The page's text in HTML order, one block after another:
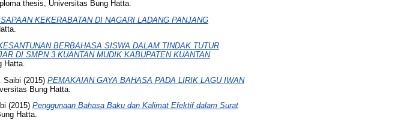
thesis, Universitas Bung Hatta.
KEKERABATAN DI NAGARI LADANG PANJANG
BERBAHASA SISWA DALAM TINDAK TUTUR
DI SMPN 3 KUANTAN MUDIK KABUPATEN KUANTAN
Hatta.
Saibi (2015) PEMAKAIAN GAYA BAHASA PADA LIRIK LAGU IWAN
Bung Hatta.
(2015) Penggunaan Bahasa Baku dan Kalimat Efektif dalam Surat
Hatta.